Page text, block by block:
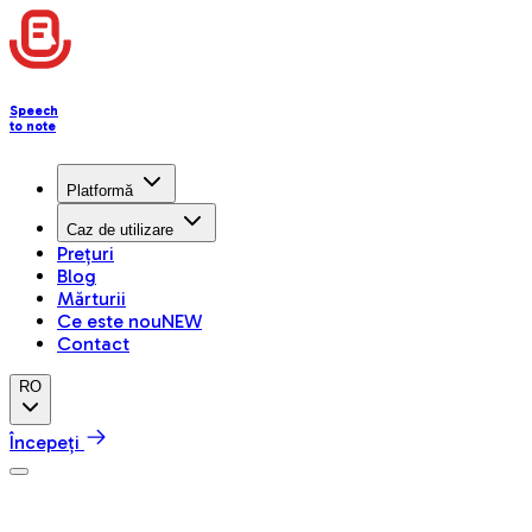
Speech
to note
Platformă
Caz de utilizare
Prețuri
Blog
Mărturii
Ce este nouNEW
Contact
RO
Începeți